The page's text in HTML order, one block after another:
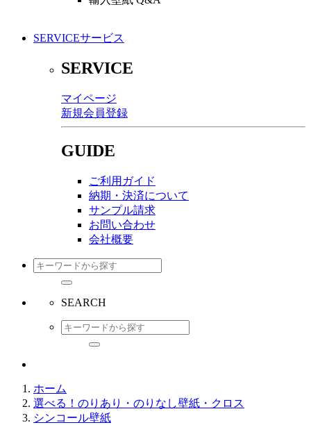
SERVICEサービス
SERVICE
マイページ
新規会員登録
GUIDE
ご利用ガイド
納期・決済について
サンプル請求
お問い合わせ
会社概要
SEARCH
ホーム
選べる！のりあり・のりなし壁紙・クロス
シンコール壁紙